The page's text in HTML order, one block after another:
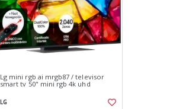
Lg mini rgb ai mrgb87 / televisor
smart tv 50" mini rgb 4k uhd
LG